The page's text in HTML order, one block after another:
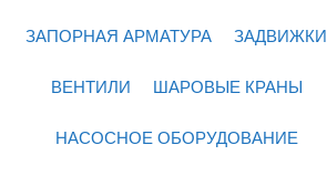
ЗАПОРНАЯ АРМАТУРА ЗАДВИЖКИ
ВЕНТИЛИ ШАРОВЫЕ КРАНЫ
НАСОСНОЕ ОБОРУДОВАНИЕ